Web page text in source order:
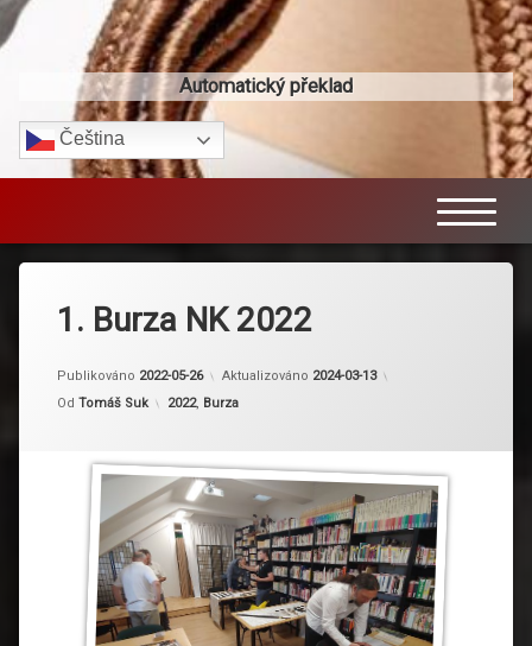
Automatický překlad
Čeština‎
1. Burza NK 2022
Publikováno 2022-05-26 Aktualizováno 2024-03-13
Od Tomáš Suk Kategorie:
2022, Burza